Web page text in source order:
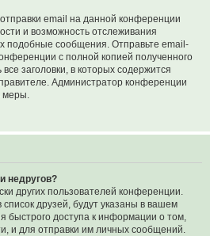
email на данной конференции
и возможность отслеживания
подобные сообщения. Отправьте email-
с полной копией полученного
заголовки, в которых содержится
Администратор конференции
меры.
недругов?
других пользователей конференции.
друзей, будут указаны в вашем
быстрого доступа к информации о том,
и для отправки им личных сообщений.